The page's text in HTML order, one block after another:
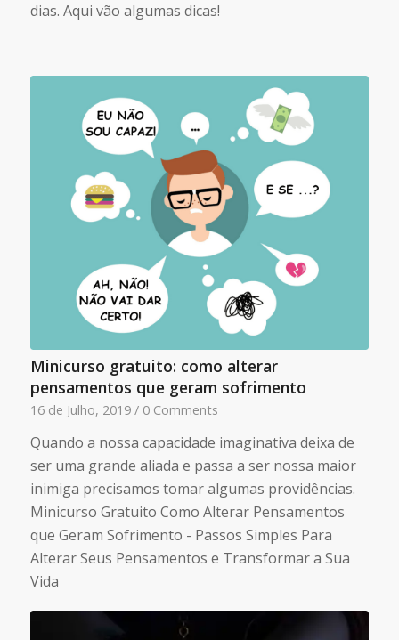
dias. Aqui vão algumas dicas!
Minicurso gratuito: como alterar
pensamentos que geram sofrimento
16 de Julho, 2019 / 0 Comments
Quando a nossa capacidade imaginativa deixa de
ser uma grande aliada e passa a ser nossa maior
inimiga precisamos tomar algumas providências.
Minicurso Gratuito Como Alterar Pensamentos
que Geram Sofrimento - Passos Simples Para
Alterar Seus Pensamentos e Transformar a Sua
Vida